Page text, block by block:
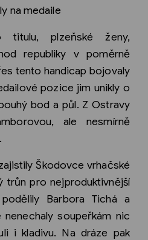
na medaile
titulu, plzeňské ženy,
republiky v poměrně
tento handicap bojovaly
pozice jim unikly o
bod a půl. Z Ostravy
ale nesmírně
Škodovce vrhačské
trůn pro nejproduktivnější
Barbora Tichá a
nenechaly soupeřkám nic
i kladivu. Na dráze pak